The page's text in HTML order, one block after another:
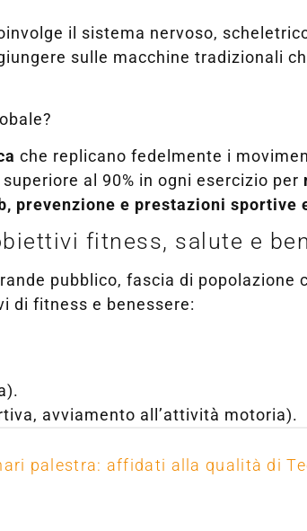
il sistema nervoso,
sulle macchine tradizionali
che replicano fedelmente i
al 90% in ogni esercizio per
prevenzione e prestazioni sportive
fitness, salute e
pubblico, fascia di popolazione
di fitness e benessere:
avviamento all’attività motoria).
palestra: affidati alla qualità di